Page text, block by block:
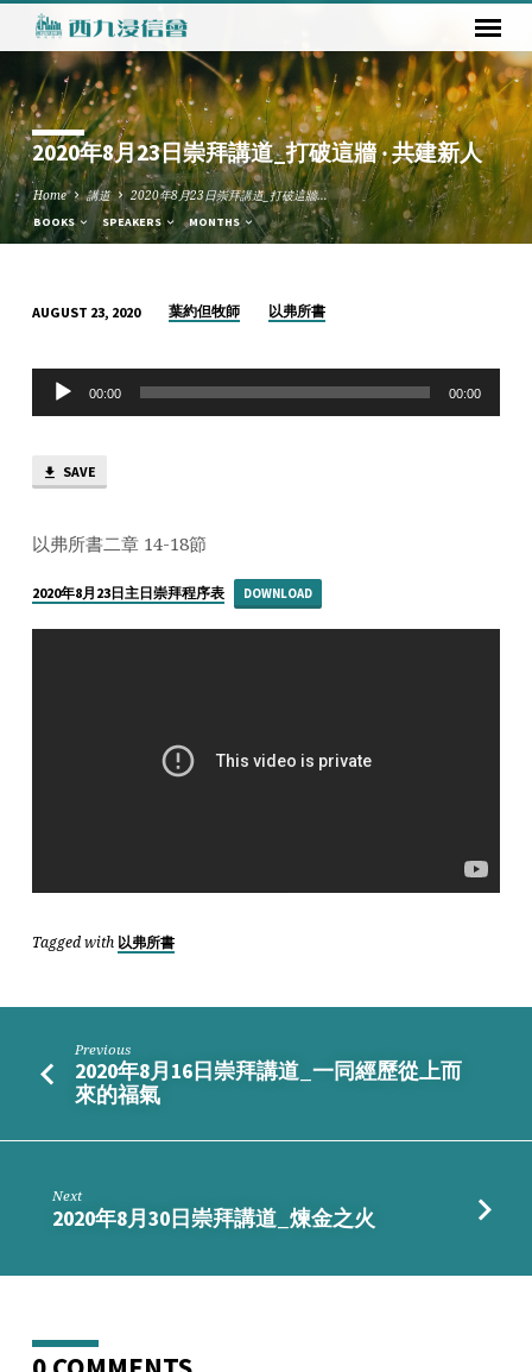
2020年8月23日崇拜講道_打破這牆 ‧ 共建新人
Home 講道 2020年8月23日崇拜講道_打破這牆…
BOOKS SPEAKERS MONTHS
年
月
日
拜
道
_
AUGUST 23, 2020 葉約但牧師 以弗所書
Audio
Player
00:00 00:00
SAVE
以弗所書二章 14-18節
2020年8月23日主日崇拜程序表 DOWNLOAD
Tagged with 以弗所書
Previous
2020年8月16日崇拜講道_一同經歷從上而
來的福氣
Next
2020年8月30日崇拜講道_煉金之火